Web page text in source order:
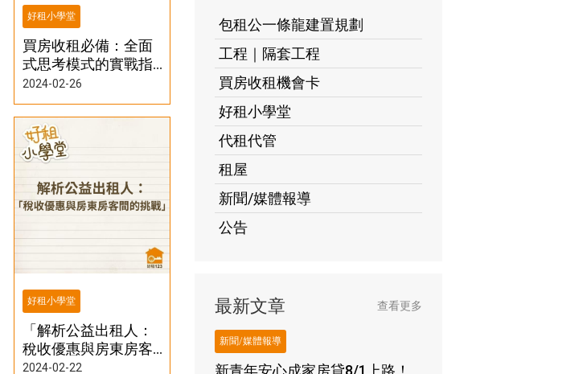
好租小學堂
買房收租必備：全面
式思考模式的實戰指
南
2024-02-26
好租小學堂
「解析公益出租人：
稅收優惠與房東房客
間的挑戰」
2024-02-22
包租公一條龍建置規劃
工程｜隔套工程
買房收租機會卡
好租小學堂
代租代管
租屋
新聞/媒體報導
公告
最新文章 查看更多
新聞/媒體報導
新青年安心成家房貸8/1上路！